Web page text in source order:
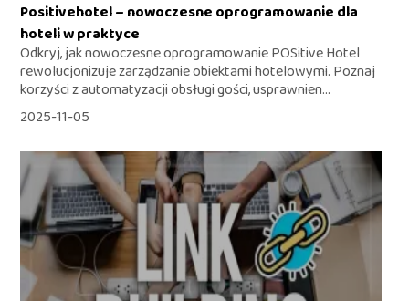
Positivehotel – nowoczesne oprogramowanie dla
hoteli w praktyce
Odkryj, jak nowoczesne oprogramowanie POSitive Hotel
rewolucjonizuje zarządzanie obiektami hotelowymi. Poznaj
korzyści z automatyzacji obsługi gości, usprawnien...
2025-11-05